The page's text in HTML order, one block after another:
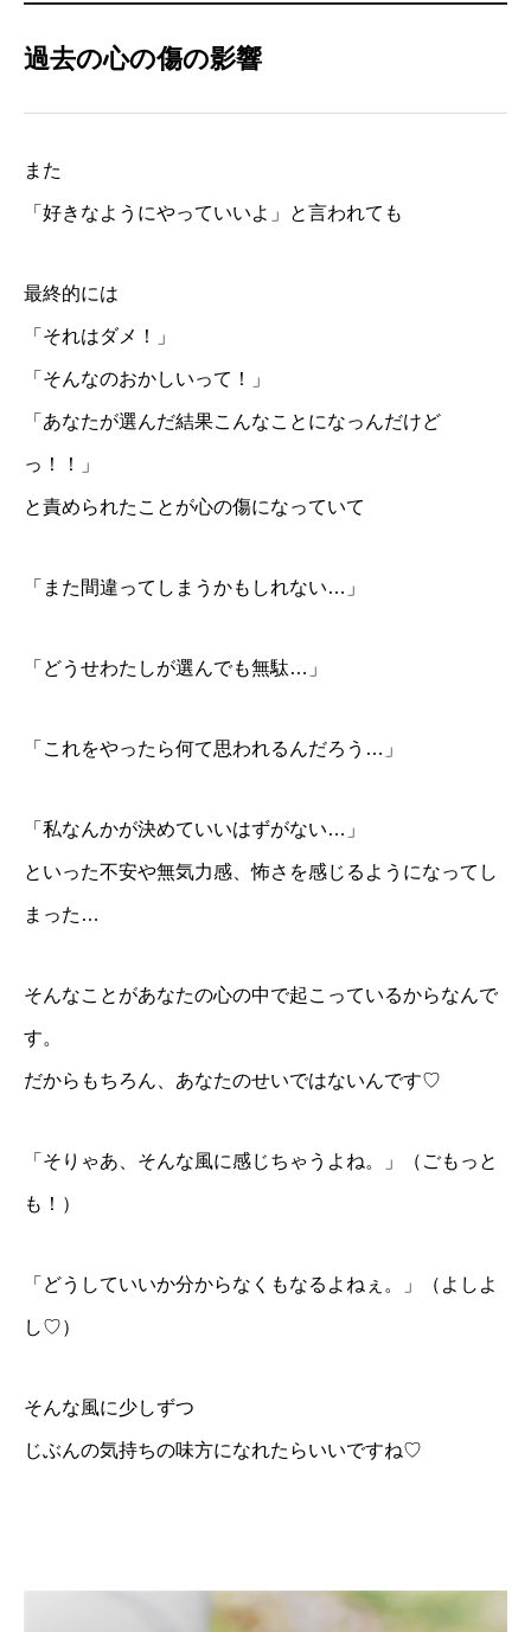
過去の心の傷の影響
また
「好きなようにやっていいよ」と言われても
最終的には
「それはダメ！」
「そんなのおかしいって！」
「あなたが選んだ結果こんなことになっんだけど
っ！！」
と責められたことが心の傷になっていて
「また間違ってしまうかもしれない…」
「どうせわたしが選んでも無駄…」
「これをやったら何て思われるんだろう…」
「私なんかが決めていいはずがない…」
といった不安や無気力感、怖さを感じるようになってし
まった…
そんなことがあなたの心の中で起こっているからなんで
す。
だからもちろん、あなたのせいではないんです♡
「そりゃあ、そんな風に感じちゃうよね。」（ごもっと
も！）
「どうしていいか分からなくもなるよねぇ。」（よしよ
し♡）
そんな風に少しずつ
じぶんの気持ちの味方になれたらいいですね♡